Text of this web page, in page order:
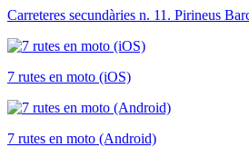
Carreteres secundàries n. 11. Pirineus
7 rutes en moto (iOS)
7 rutes en moto (Android)